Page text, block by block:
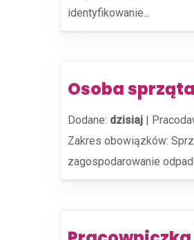
identyfikowanie...
Osoba
Dodane: dzisiaj |
Zakres obowiązków:
zagospodarowanie